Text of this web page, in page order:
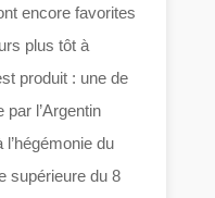
encore favorites
plus tôt à
produit : une de
l’Argentin
du
supérieure du 8